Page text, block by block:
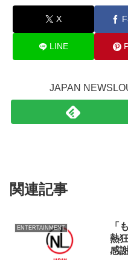
X
LINE
JAPAN
関連記事
ENTERTAINMENT
「
熱
感